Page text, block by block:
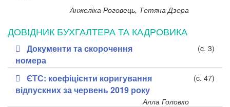
Анжеліка Роговець, Тетяна Дзера
ДОВІДНИК БУХГАЛТЕРА ТА КАДРОВИКА
Документи та скорочення
номера
(c. 3)
ЄТС: коефіцієнти коригування
відпускних за червень 2019 року
(c. 47)
Алла Головко